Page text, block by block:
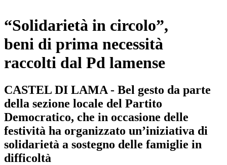
“Solidarietà in circolo”,
beni di prima necessità
raccolti dal Pd lamense
CASTEL DI LAMA - Bel gesto da parte
della sezione locale del Partito
Democratico, che in occasione delle
festività ha organizzato un’iniziativa di
solidarietà a sostegno delle famiglie in
difficoltà